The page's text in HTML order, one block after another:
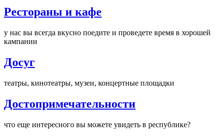
Рестораны и кафе
у нас вы всегда вкусно поедите и проведете время в хорошей
кампании
Досуг
театры, кинотеатры, музеи, концертные площадки
Достопримечательности
что еще интересного вы можете увидеть в республике?